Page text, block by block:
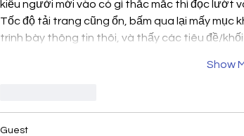
kiểu người mới vào có gì thắc mắc thì đọc lướt
Tốc độ tải trang cũng ổn, bấm qua lại mấy mục
trình bày thông tin thôi, và thấy các tiêu đề/
Show
Guest